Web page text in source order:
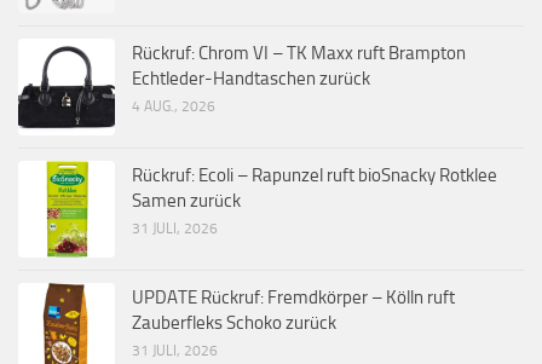
Rückruf: Chrom VI – TK Maxx ruft Brampton
Echtleder-Handtaschen zurück
4 AUG., 2026
Rückruf: Ecoli – Rapunzel ruft bioSnacky Rotklee
Samen zurück
31 JULI, 2026
UPDATE Rückruf: Fremdkörper – Kölln ruft
Zauberfleks Schoko zurück
31 JULI, 2026